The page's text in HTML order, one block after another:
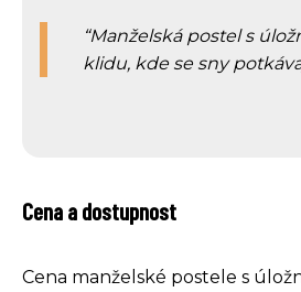
Manželská postel s
klidu, kde se sny
Cena a dostupnost
Cena manželské postele s